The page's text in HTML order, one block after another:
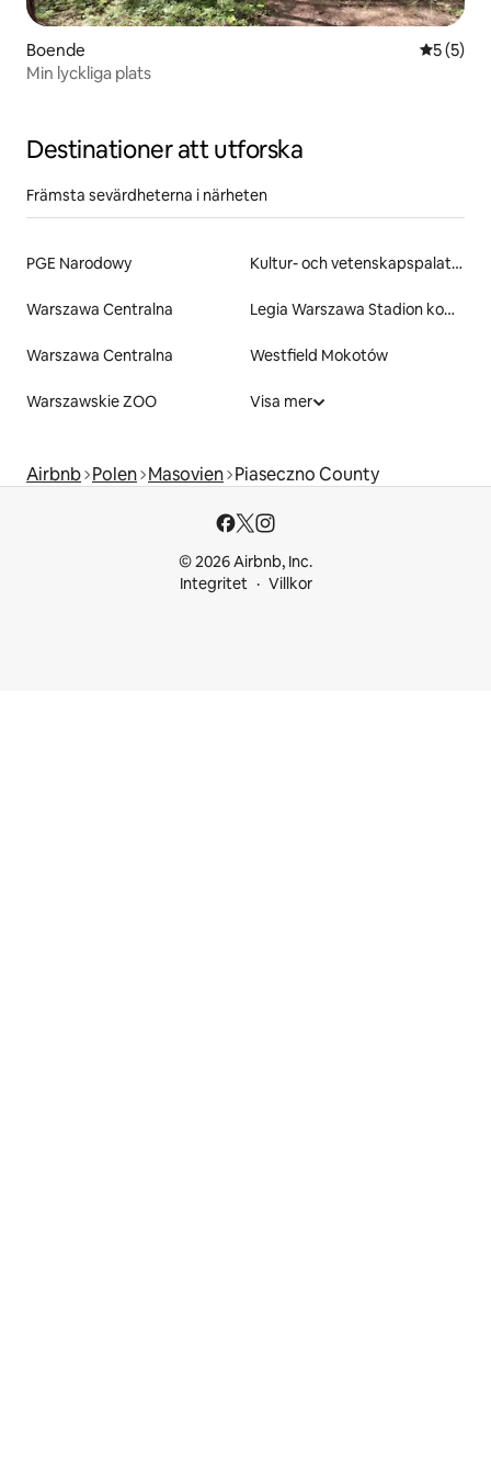
Boende 5 av 5 i
5 (5)
Min lyckliga plats
Destinationer att utforska
Främsta sevärdheterna i närheten
PGE Narodowy Kultur- och vetenskapspalatset
Warszawa Centralna Legia Warszawa Stadion kommunalt av marskalk Józef Piłsudski
Warszawa Centralna Westfield Mokotów
Warszawskie ZOO Visa mer
Airbnb Polen Masovien Piaseczno County
© 2026 Airbnb, Inc.
Integritet
Villkor